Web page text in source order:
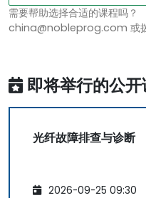
需要帮助选择合适的课程吗？
china@nobleprog.com 或
即将举行的公
光纤故障排查与诊断
2026-09-25 09:30